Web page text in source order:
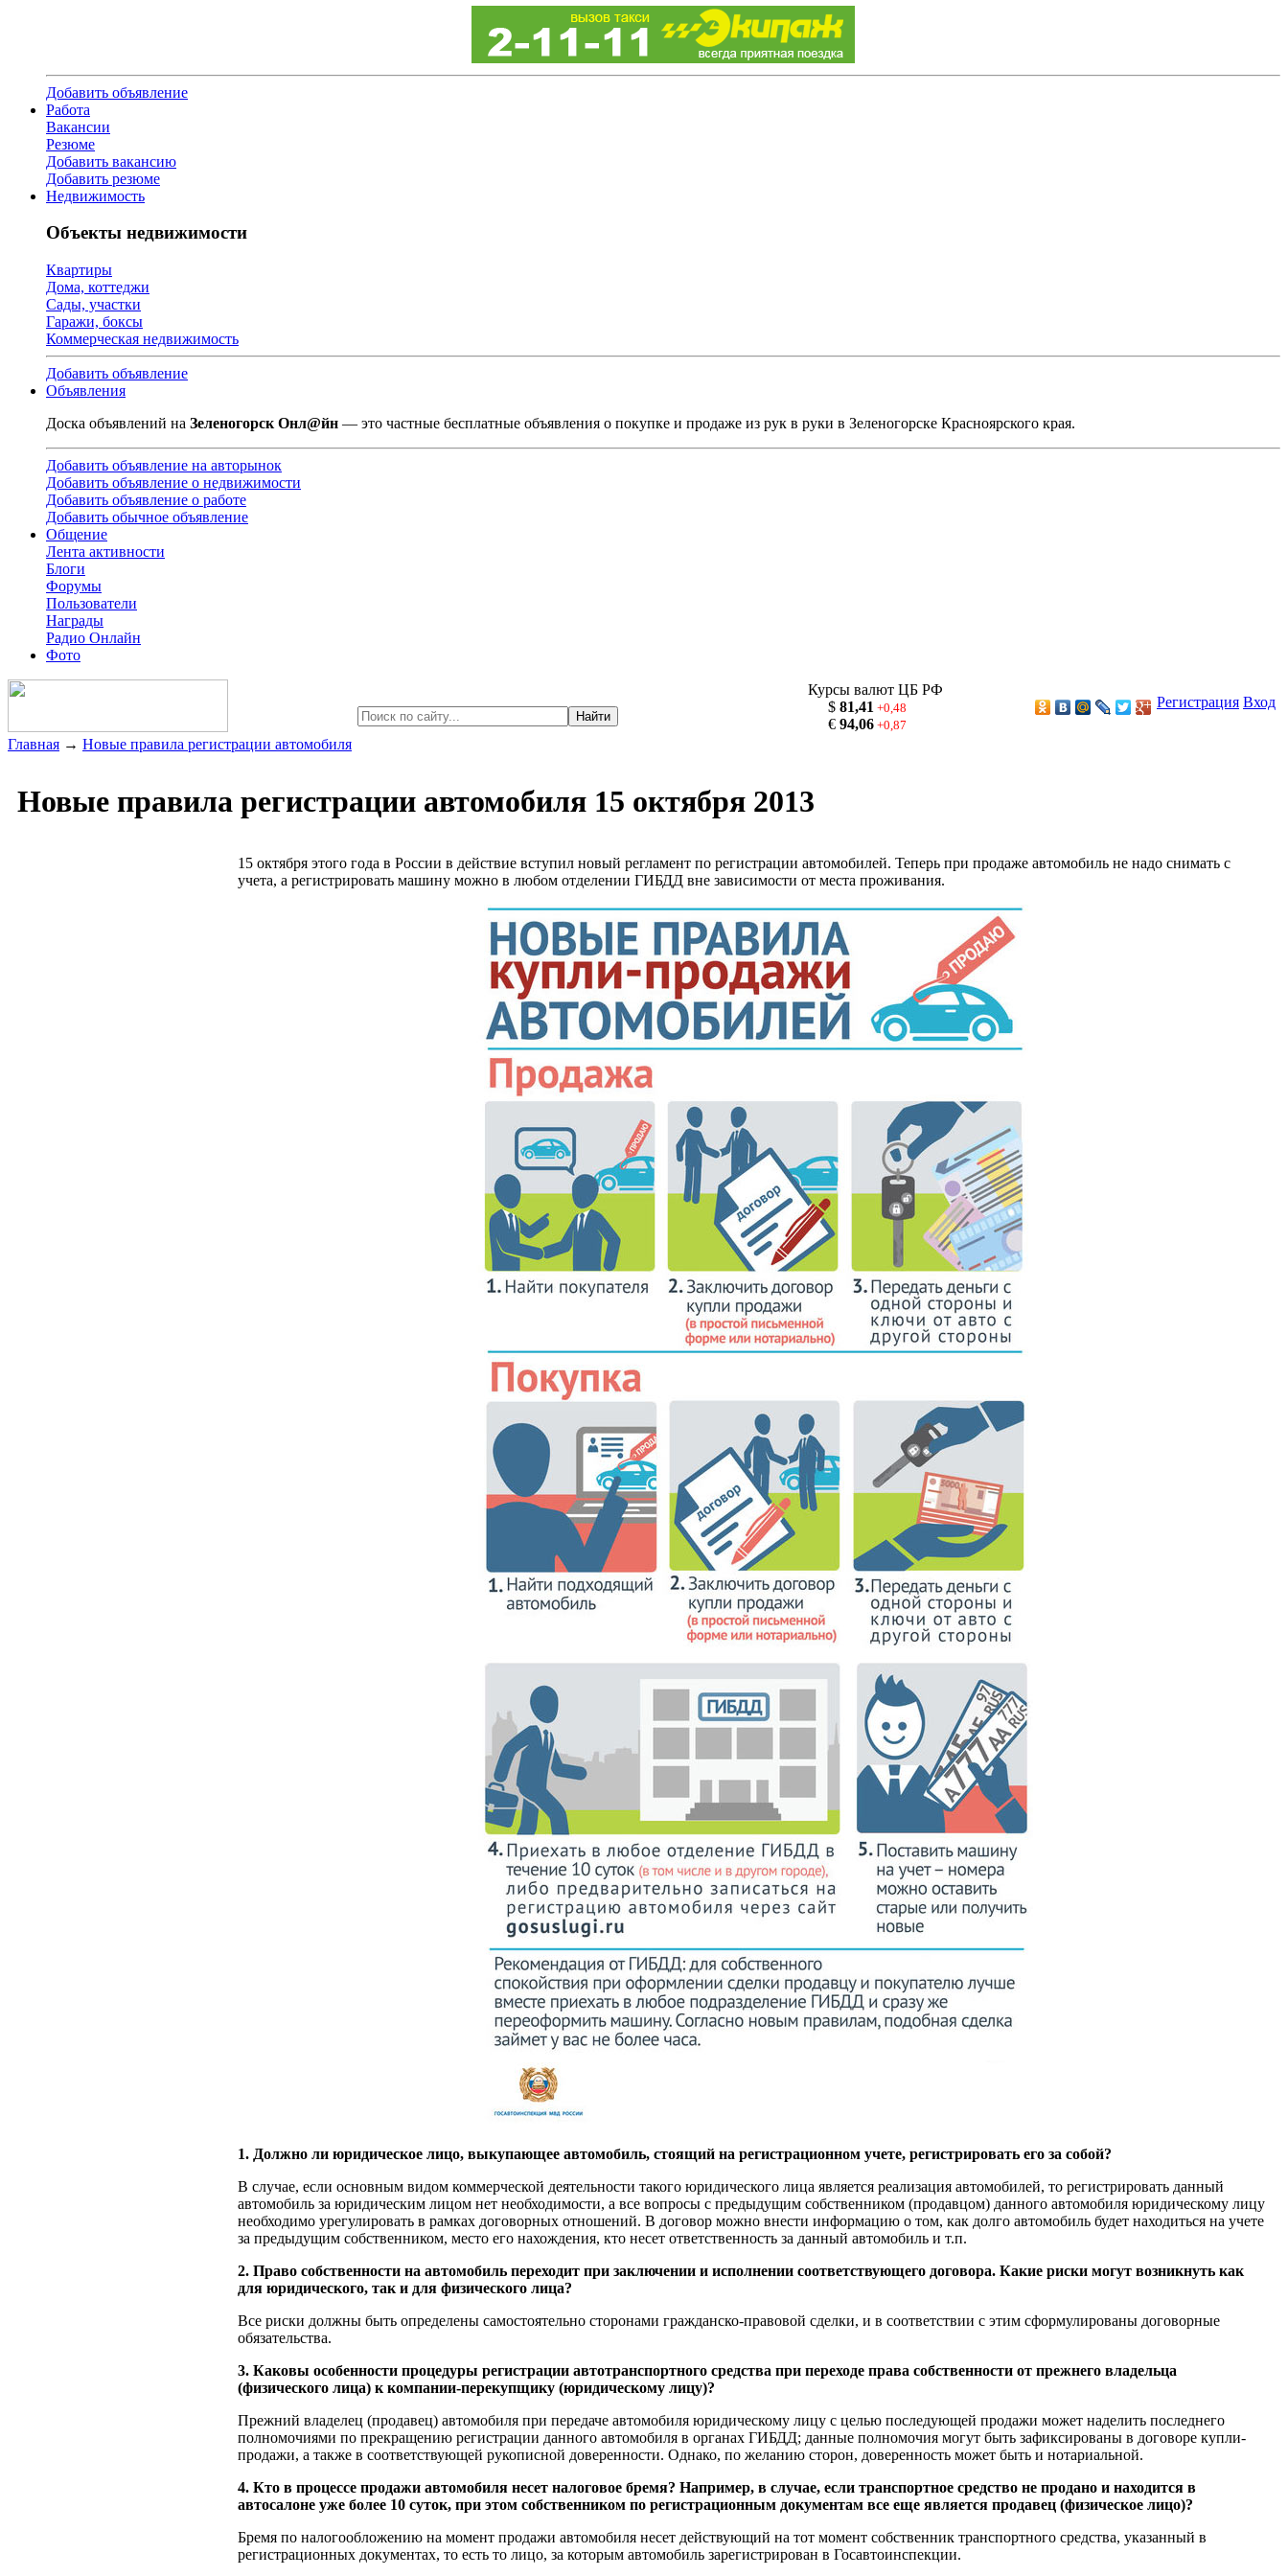
Добавить объявление
Работа
Вакансии
Резюме
Добавить вакансию
Добавить резюме
Недвижимость
Объекты недвижимости
Квартиры
Дома, коттеджи
Сады, участки
Гаражи, боксы
Коммерческая недвижимость
Добавить объявление
Объявления
Доска объявлений на Зеленогорск Онл@йн — это частные бесплатные объявления о покупке и продаже из рук в руки в Зеленогорске Красноярского края.
Добавить объявление на авторынок
Добавить объявление о недвижимости
Добавить объявление о работе
Добавить обычное объявление
Общение
Лента активности
Блоги
Форумы
Пользователи
Награды
Радио Онлайн
Фото
Найти
Курсы валют ЦБ РФ
$ 81,41+0,48
€ 94,06+0,87
Регистрация Вход
Главная → Новые правила регистрации автомобиля
Новые правила регистрации автомобиля 15 октября 2013
15 октября этого года в России в действие вступил новый регламент по регистрации автомобилей. Теперь при продаже автомобиль не надо снимать с
учета, а регистрировать машину можно в любом отделении ГИБДД вне зависимости от места проживания.
1. Должно ли юридическое лицо, выкупающее автомобиль, стоящий на регистрационном учете, регистрировать его за собой?
В случае, если основным видом коммерческой деятельности такого юридического лица является реализация автомобилей, то регистрировать данный
автомобиль за юридическим лицом нет необходимости, а все вопросы с предыдущим собственником (продавцом) данного автомобиля юридическому лицу
необходимо урегулировать в рамках договорных отношений. В договор можно внести информацию о том, как долго автомобиль будет находиться на учете
за предыдущим собственником, место его нахождения, кто несет ответственность за данный автомобиль и т.п.
2. Право собственности на автомобиль переходит при заключении и исполнении соответствующего договора. Какие риски могут возникнуть как
для юридического, так и для физического лица?
Все риски должны быть определены самостоятельно сторонами гражданско-правовой сделки, и в соответствии с этим сформулированы договорные
обязательства.
3. Каковы особенности процедуры регистрации автотранспортного средства при переходе права собственности от прежнего владельца
(физического лица) к компании-перекупщику (юридическому лицу)?
Прежний владелец (продавец) автомобиля при передаче автомобиля юридическому лицу с целью последующей продажи может наделить последнего
полномочиями по прекращению регистрации данного автомобиля в органах ГИБДД; данные полномочия могут быть зафиксированы в договоре купли-
продажи, а также в соответствующей рукописной доверенности. Однако, по желанию сторон, доверенность может быть и нотариальной.
4. Кто в процессе продажи автомобиля несет налоговое бремя? Например, в случае, если транспортное средство не продано и находится в
автосалоне уже более 10 суток, при этом собственником по регистрационным документам все еще является продавец (физическое лицо)?
Бремя по налогообложению на момент продажи автомобиля несет действующий на тот момент собственник транспортного средства, указанный в
регистрационных документах, то есть то лицо, за которым автомобиль зарегистрирован в Госавтоинспекции.